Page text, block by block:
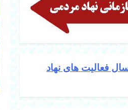
فعالیت های نهاد